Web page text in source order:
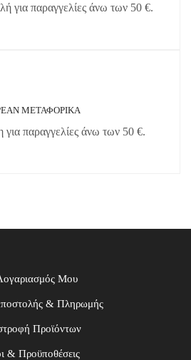
για παραγγελίες άνω των 50 €.
ΜΕΤΑΦΟΡΙΚΑ
παραγγελίες άνω των 50 €.
Μου
& Πληρωμής
Προϊόντων
& Προϋποθέσεις